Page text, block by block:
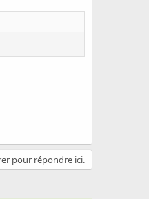
pour répondre ici.